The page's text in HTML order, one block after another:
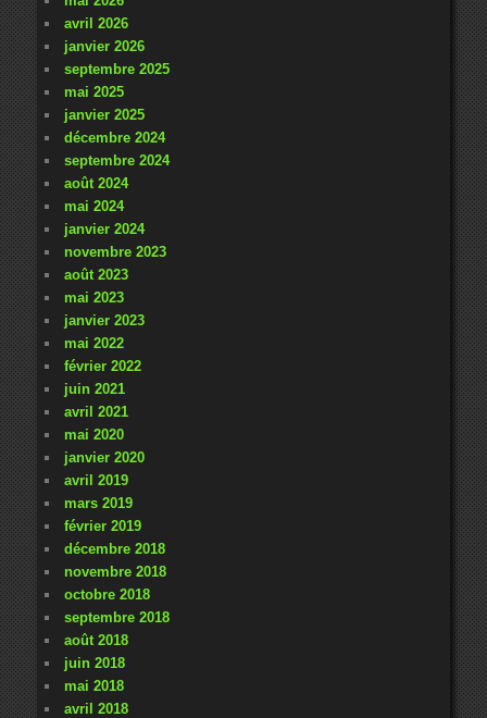
avril 2026
janvier 2026
septembre 2025
mai 2025
janvier 2025
décembre 2024
septembre 2024
août 2024
mai 2024
janvier 2024
novembre 2023
août 2023
mai 2023
janvier 2023
mai 2022
février 2022
juin 2021
avril 2021
mai 2020
janvier 2020
avril 2019
mars 2019
février 2019
décembre 2018
novembre 2018
octobre 2018
septembre 2018
août 2018
juin 2018
mai 2018
avril 2018